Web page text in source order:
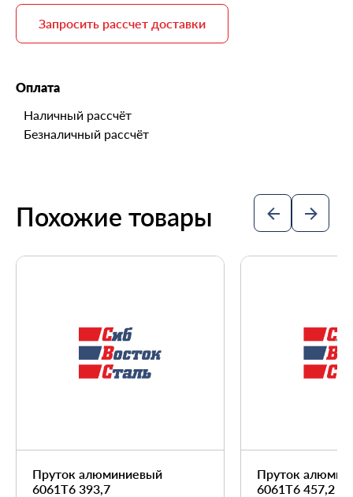
Запросить рассчет доставки
Оплата
Наличный рассчёт
Безналичный рассчёт
Похожие товары
Пруток алюминиевый
6061Т6 393,7
Пруток
6061Т6 457,2